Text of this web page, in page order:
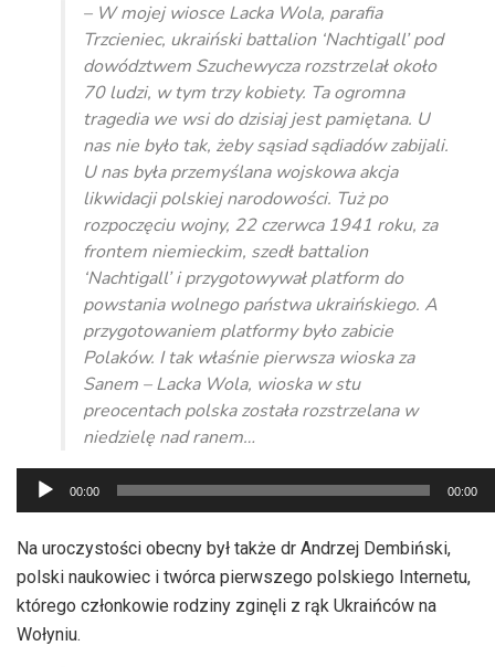
– W mojej wiosce Lacka Wola, parafia
Trzcieniec, ukraiński battalion ‘Nachtigall’ pod
dowództwem Szuchewycza rozstrzelał około
70 ludzi, w tym trzy kobiety. Ta ogromna
tragedia we wsi do dzisiaj jest pamiętana. U
nas nie było tak, żeby sąsiad sądiadów zabijali.
U nas była przemyślana wojskowa akcja
likwidacji polskiej narodowości. Tuż po
rozpoczęciu wojny, 22 czerwca 1941 roku, za
frontem niemieckim, szedł battalion
‘Nachtigall’ i przygotowywał platform do
powstania wolnego państwa ukraińskiego. A
przygotowaniem platformy było zabicie
Polaków. I tak właśnie pierwsza wioska za
Sanem – Lacka Wola, wioska w stu
preocentach polska została rozstrzelana w
niedzielę nad ranem…
Odtwarzacz
plików
dźwiękowych
00:00 00:00
Na uroczystości obecny był także dr Andrzej Dembiński,
polski naukowiec i twórca pierwszego polskiego Internetu,
którego członkowie rodziny zginęli z rąk Ukraińców na
Wołyniu.